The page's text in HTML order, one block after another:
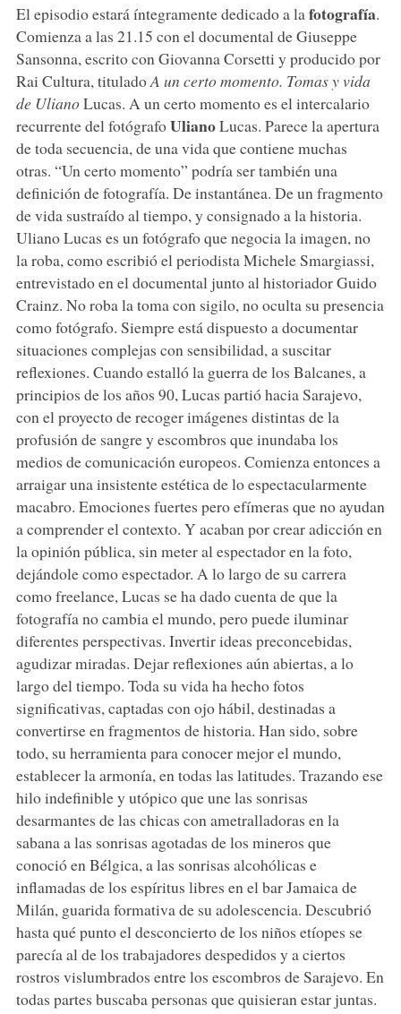
El episodio estará íntegramente dedicado a la fotografía.
Comienza a las 21.15 con el documental de Giuseppe
Sansonna, escrito con Giovanna Corsetti y producido por
Rai Cultura, tituladoA un certo momento. Tomas y vida
de UlianoLucas. A un certo momento es el intercalario
recurrente del fotógrafoUlianoLucas. Parece la apertura
de toda secuencia, de una vida que contiene muchas
otras. “Un certo momento” podría ser también una
definición de fotografía. De instantánea. De un fragmento
de vida sustraído al tiempo, y consignado a la historia.
Uliano Lucas es un fotógrafo que negocia la imagen, no
la roba, como escribió el periodista Michele Smargiassi,
entrevistado en el documental junto al historiador Guido
Crainz. No roba la toma con sigilo, no oculta su presencia
como fotógrafo. Siempre está dispuesto a documentar
situaciones complejas con sensibilidad, a suscitar
reflexiones. Cuando estalló la guerra de los Balcanes, a
principios de los años 90, Lucas partió hacia Sarajevo,
con el proyecto de recoger imágenes distintas de la
profusión de sangre y escombros que inundaba los
medios de comunicación europeos. Comienza entonces a
arraigar una insistente estética de lo espectacularmente
macabro. Emociones fuertes pero efímeras que no ayudan
a comprender el contexto. Y acaban por crear adicción en
la opinión pública, sin meter al espectador en la foto,
dejándole como espectador. A lo largo de su carrera
como freelance, Lucas se ha dado cuenta de que la
fotografía no cambia el mundo, pero puede iluminar
diferentes perspectivas. Invertir ideas preconcebidas,
agudizar miradas. Dejar reflexiones aún abiertas, a lo
largo del tiempo. Toda su vida ha hecho fotos
significativas, captadas con ojo hábil, destinadas a
convertirse en fragmentos de historia. Han sido, sobre
todo, su herramienta para conocer mejor el mundo,
establecer la armonía, en todas las latitudes. Trazando ese
hilo indefinible y utópico que une las sonrisas
desarmantes de las chicas con ametralladoras en la
sabana a las sonrisas agotadas de los mineros que
conoció en Bélgica, a las sonrisas alcohólicas e
inflamadas de los espíritus libres en el bar Jamaica de
Milán, guarida formativa de su adolescencia. Descubrió
hasta qué punto el desconcierto de los niños etíopes se
parecía al de los trabajadores despedidos y a ciertos
rostros vislumbrados entre los escombros de Sarajevo. En
todas partes buscaba personas que quisieran estar juntas.